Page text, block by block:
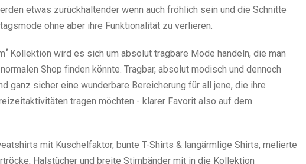
etwas zurückhaltender wenn auch fröhlich sein und die Schnitte
ohne aber ihre Funktionalität zu verlieren.
‘ Kollektion wird es sich um absolut tragbare Mode handeln, die man
Shop finden könnte. Tragbar, absolut modisch und dennoch
ganz sicher eine wunderbare Bereicherung für all jene, die ihre
tragen möchten - klarer Favorit also auf dem
mit Kuschelfaktor, bunte T-Shirts & langärmlige Shirts, melierte
Halstücher und breite Stirnbänder mit in die Kollektion